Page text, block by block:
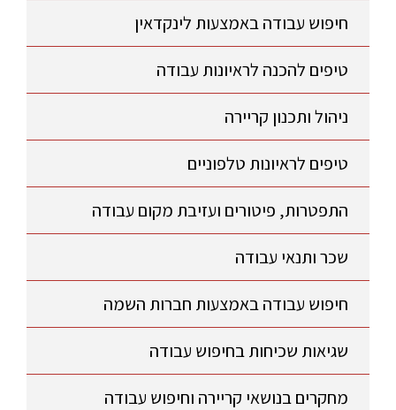
חיפוש עבודה באמצעות לינקדאין
טיפים להכנה לראיונות עבודה
ניהול ותכנון קריירה
טיפים לראיונות טלפוניים
התפטרות, פיטורים ועזיבת מקום עבודה
שכר ותנאי עבודה
חיפוש עבודה באמצעות חברות השמה
שגיאות שכיחות בחיפוש עבודה
מחקרים בנושאי קריירה וחיפוש עבודה